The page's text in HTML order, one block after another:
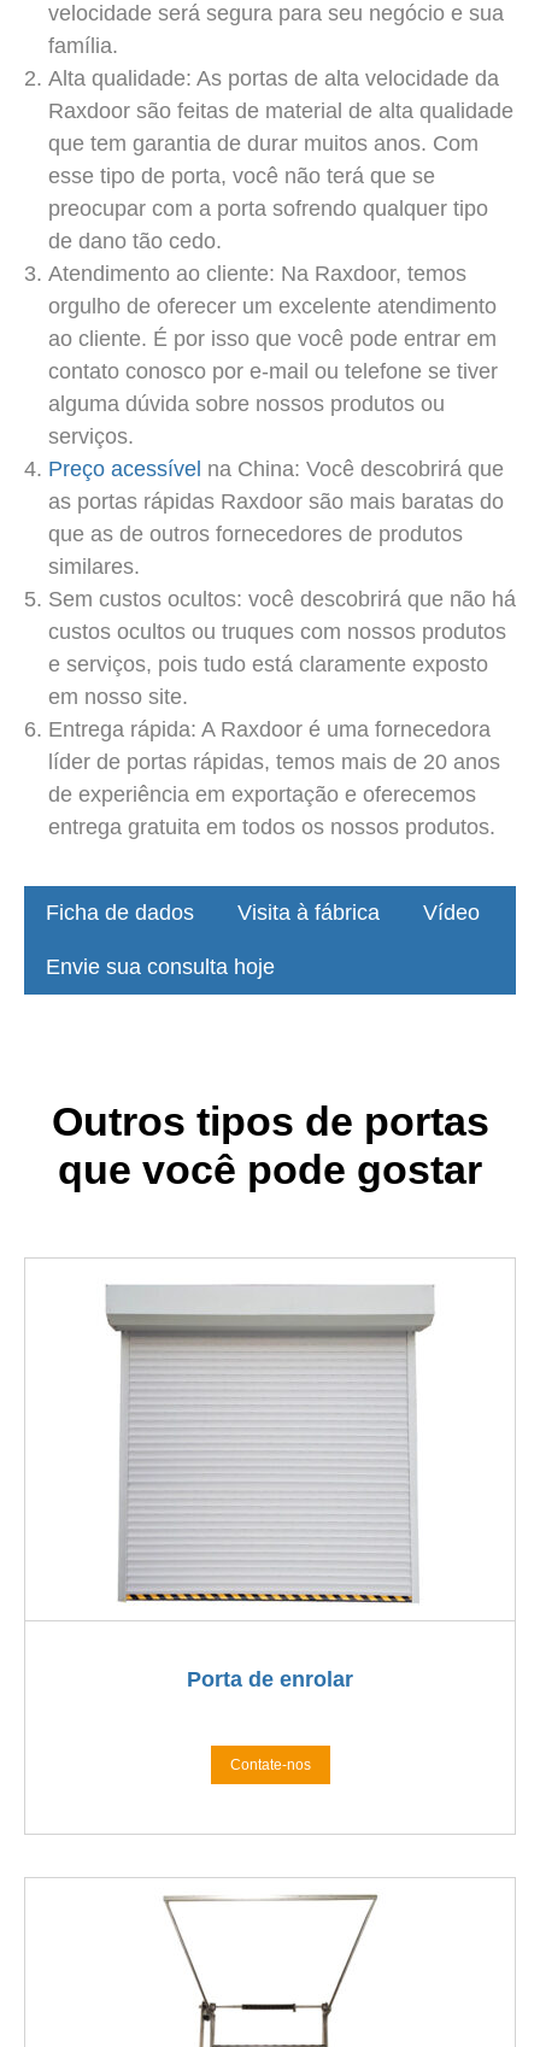
velocidade será segura para seu negócio e sua
família.
Alta qualidade: As portas de alta velocidade da
Raxdoor são feitas de material de alta qualidade
que tem garantia de durar muitos anos. Com
esse tipo de porta, você não terá que se
preocupar com a porta sofrendo qualquer tipo
de dano tão cedo.
Atendimento ao cliente: Na Raxdoor, temos
orgulho de oferecer um excelente atendimento
ao cliente. É por isso que você pode entrar em
contato conosco por e-mail ou telefone se tiver
alguma dúvida sobre nossos produtos ou
serviços.
Preço acessível na China: Você descobrirá que
as portas rápidas Raxdoor são mais baratas do
que as de outros fornecedores de produtos
similares.
Sem custos ocultos: você descobrirá que não há
custos ocultos ou truques com nossos produtos
e serviços, pois tudo está claramente exposto
em nosso site.
Entrega rápida: A Raxdoor é uma fornecedora
líder de portas rápidas, temos mais de 20 anos
de experiência em exportação e oferecemos
entrega gratuita em todos os nossos produtos.
Ficha de dados Visita à fábrica Vídeo
Envie sua consulta hoje
Outros tipos de portas
que você pode gostar
Porta de enrolar
Contate-nos